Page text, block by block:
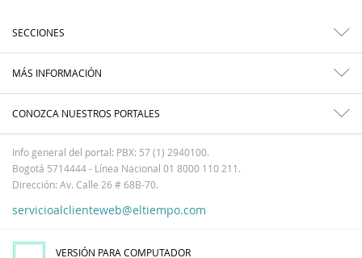
SECCIONES
MÁS INFORMACIÓN
CONOZCA NUESTROS PORTALES
Info general del portal: PBX: 57 (1) 2940100.
Bogotá 5714444 - Línea Nacional 01 8000 110 211.
Dirección: Av. Calle 26 # 68B-70.
servicioalclienteweb@eltiempo.com
VERSIÓN PARA COMPUTADOR